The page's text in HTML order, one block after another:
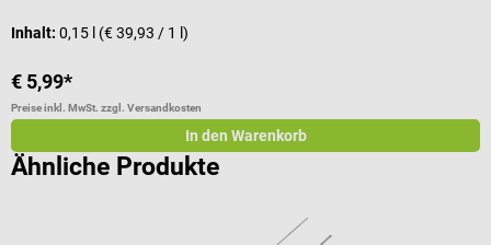
Inhalt: 0,15 l (€ 39,93 / 1 l)
€ 5,99*
Preise inkl. MwSt. zzgl. Versandkosten
In den Warenkorb
Ähnliche Produkte